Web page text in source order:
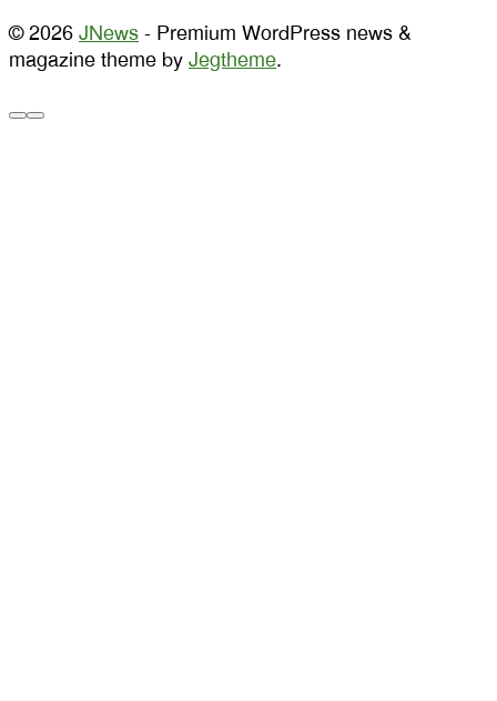
© 2026 JNews - Premium WordPress news &
magazine theme by Jegtheme.